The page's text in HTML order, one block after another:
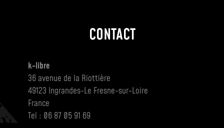
CONTACT
k-libre
36 avenue de la Riottière
49123 Ingrandes-Le Fresne-sur-Loire
France
Tel : 06 87 05 91 69